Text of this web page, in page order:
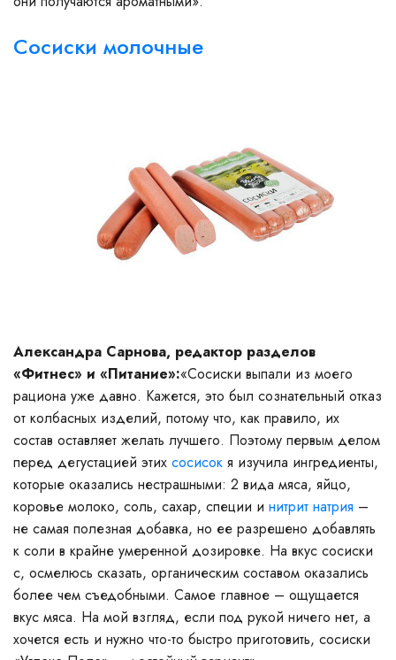
Сосиски молочные
Александра Сарнова, редактор разделов
«Фитнес» и «Питание»:«Сосиски выпали из моего
рациона уже давно. Кажется, это был сознательный отказ
от колбасных изделий, потому что, как правило, их
состав оставляет желать лучшего. Поэтому первым делом
перед дегустацией этих сосисок я изучила ингредиенты,
которые оказались нестрашными: 2 вида мяса, яйцо,
коровье молоко, соль, сахар, специи и нитрит натрия –
не самая полезная добавка, но ее разрешено добавлять
к соли в крайне умеренной дозировке. На вкус сосиски
с, осмелюсь сказать, органическим составом оказались
более чем съедобными. Самое главное – ощущается
вкус мяса. На мой взгляд, если под рукой ничего нет, а
хочется есть и нужно что-то быстро приготовить, сосиски